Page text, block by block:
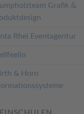
Grafik &
Rhei Eventagentur
& Horn